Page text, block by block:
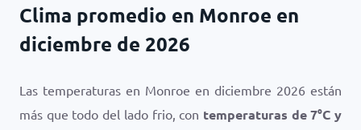
Clima promedio en Monroe en
diciembre de 2026
Las temperaturas en Monroe en diciembre 2026 están
más que todo del lado frio, con temperaturas de7°C y